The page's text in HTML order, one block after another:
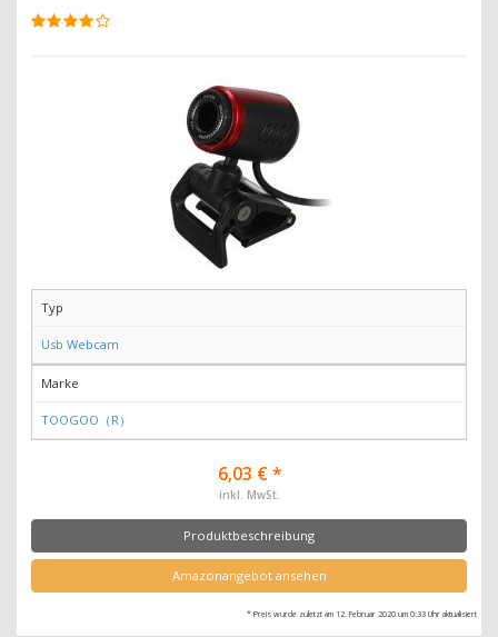
Typ
Usb Webcam
Marke
TOOGOO（R）
6,03 € *
inkl. MwSt.
Produktbeschreibung
Amazonangebot ansehen
* Preis wurde zuletzt am 12. Februar 2020 um 0:33 Uhr aktualisiert